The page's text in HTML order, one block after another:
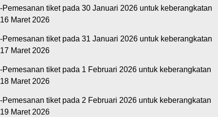
-Pemesanan tiket pada 30 Januari 2026 untuk keberangkatan
16 Maret 2026
-Pemesanan tiket pada 31 Januari 2026 untuk keberangkatan
17 Maret 2026
-Pemesanan tiket pada 1 Februari 2026 untuk keberangkatan
18 Maret 2026
-Pemesanan tiket pada 2 Februari 2026 untuk keberangkatan
19 Maret 2026